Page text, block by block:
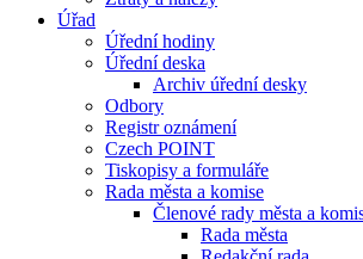
Úřad
Úřední hodiny
Úřední deska
Archiv úřední desky
Odbory
Registr oznámení
Czech POINT
Tiskopisy a formuláře
Rada města a komise
Členové rady města a
Rada města